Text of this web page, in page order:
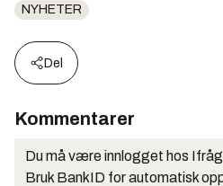
NYHETER
Del
Kommentarer
Du må være innlogget hos
Bruk BankID for automatisk